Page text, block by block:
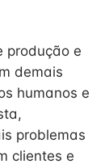
produção e
demais
humanos e
problemas
clientes e